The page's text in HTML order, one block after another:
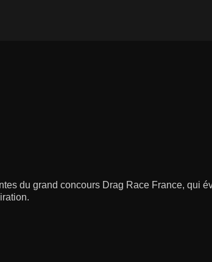
du grand concours Drag Race France, qui